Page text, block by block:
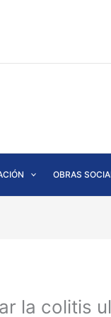
OBRAS
la colitis